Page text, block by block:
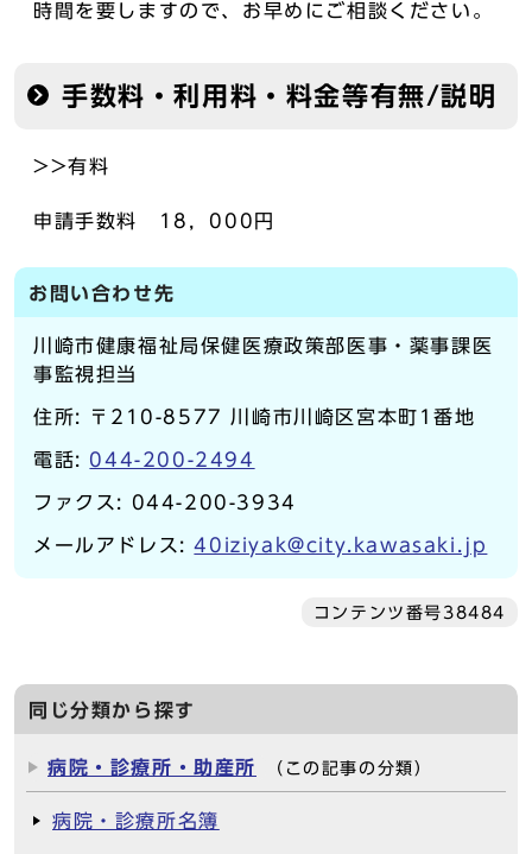
時間を要しますので、お早めにご相談ください。
手数料・利用料・料金等有無/説明
>>有料
申請手数料 18，000円
お問い合わせ先
川崎市健康福祉局保健医療政策部医事・薬事課医
事監視担当
住所: 〒210-8577 川崎市川崎区宮本町1番地
電話: 044-200-2494
ファクス: 044-200-3934
メールアドレス:40iziyak@city.kawasaki.jp
コンテンツ番号38484
同じ分類から探す
病院・診療所・助産所 （この記事の分類）
病院・診療所名簿